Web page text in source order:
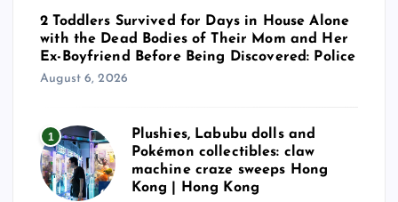
2 Toddlers Survived for Days in House Alone
with the Dead Bodies of Their Mom and Her
Ex-Boyfriend Before Being Discovered: Police
August 6, 2026
1
Plushies, Labubu dolls and
Pokémon collectibles: claw
machine craze sweeps Hong
Kong | Hong Kong